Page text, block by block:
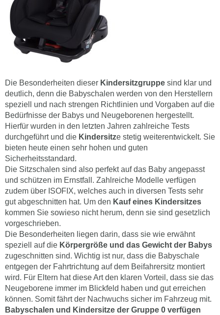
Die Besonderheiten dieser Kindersitzgruppe sind klar und
deutlich, denn die Babyschalen werden von den Herstellern
speziell und nach strengen Richtlinien und Vorgaben auf die
Bedürfnisse der Babys und Neugeborenen hergestellt.
Hierfür wurden in den letzten Jahren zahlreiche Tests
durchgeführt und die Kindersitze stetig weiterentwickelt. Sie
bieten heute einen sehr hohen und guten
Sicherheitsstandard.
Die Sitzschalen sind also perfekt auf das Baby angepasst
und schützen im Ernstfall. Zahlreiche Modelle verfügen
zudem über ISOFIX, welches auch in diversen Tests sehr
gut abgeschnitten hat. Um den Kauf eines Kindersitzes
kommen Sie sowieso nicht herum, denn sie sind gesetzlich
vorgeschrieben.
Die Besonderheiten liegen darin, dass sie wie erwähnt
speziell auf die Körpergröße und das Gewicht der Babys
zugeschnitten sind. Wichtig ist nur, dass die Babyschale
entgegen der Fahrtrichtung auf dem Beifahrersitz montiert
wird. Für Eltern hat diese Art den klaren Vorteil, dass sie das
Neugeborene immer im Blickfeld haben und gut erreichen
können. Somit fährt der Nachwuchs sicher im Fahrzeug mit.
Babyschalen und Kindersitze der Gruppe 0 verfügen